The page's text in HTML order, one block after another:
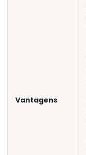
Vantagens